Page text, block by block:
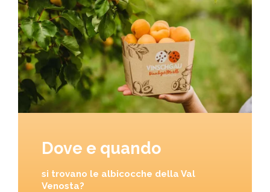
Dove e quando
si trovano le albicocche della Val
Venosta?